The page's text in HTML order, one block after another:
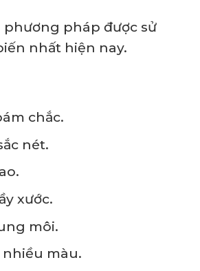
phương pháp được sử
nhất hiện nay.
chắc.
nét.
xước.
môi.
nhiều màu.